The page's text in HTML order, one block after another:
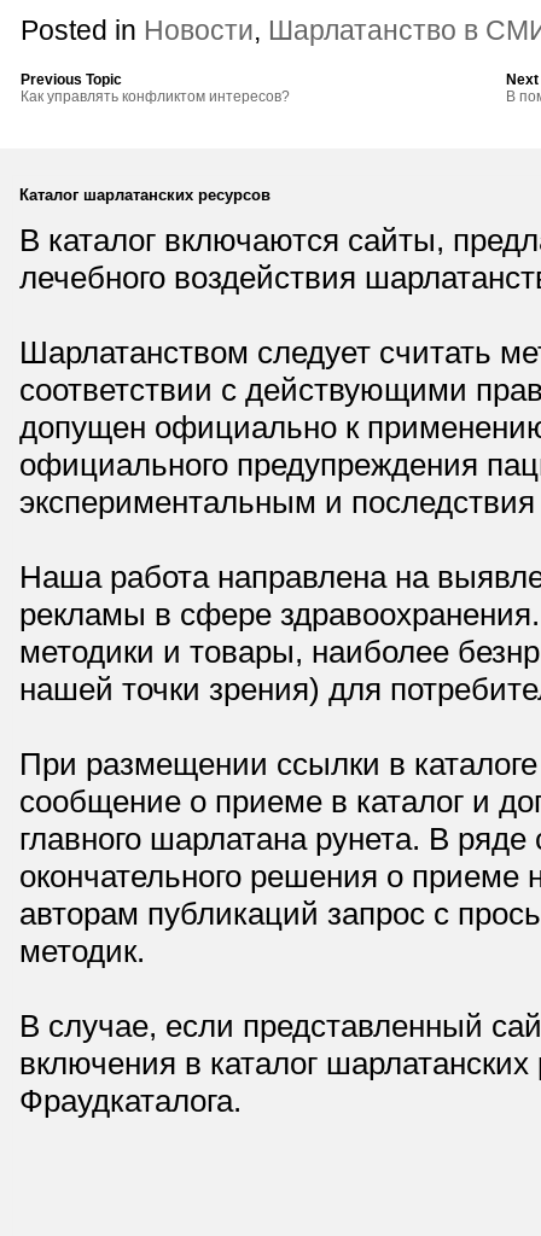
Posted in Новости, Шарлатанство в
Previous Topic
Как управлять конфликтом интересов?
В
Каталог шарлатанских ресурсов
В каталог включаются сайты,
лечебного воздействия
Шарлатанством следует считать
соответствии с действующими
допущен официально к
официального предупреждения
экспериментальным и
Наша работа направлена на
рекламы в сфере
методики и товары, наиболее
нашей точки зрения) для
При размещении ссылки в
сообщение о приеме в каталог и
главного шарлатана рунета. В
окончательного решения о приеме
авторам публикаций запрос с
методик.
В случае, если представленный
включения в каталог
Фраудкаталога.